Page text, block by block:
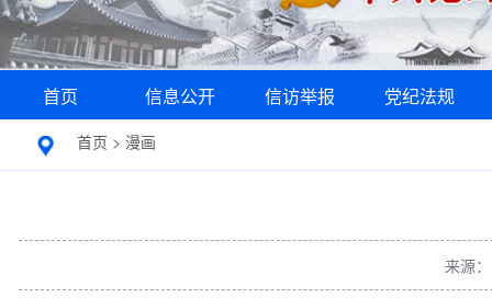
首页 信息公开 信访举报 党纪法规
首页 > 漫画
来源：